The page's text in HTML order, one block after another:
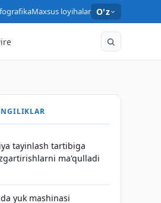
Maxsus loyihalar O'z
tayinlash tartibiga
ma'qulladi
yuk mashinasi